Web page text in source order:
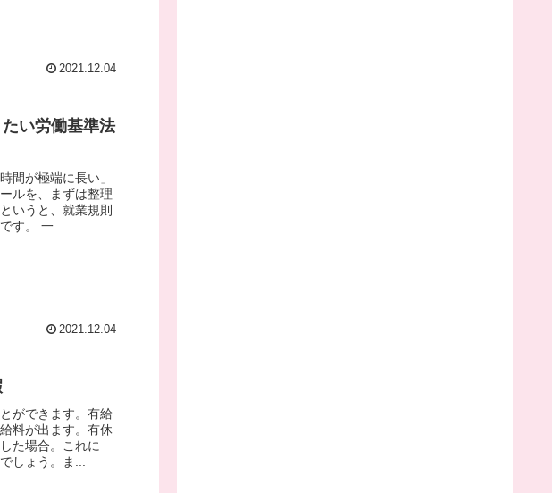
2021.12.04
い労働基準法
間が極端に長い」
ルを、まずは整理
いうと、就業規則
す。 一...
2021.12.04
ができます。有給
料が出ます。有休
た場合。これに
しょう。ま...